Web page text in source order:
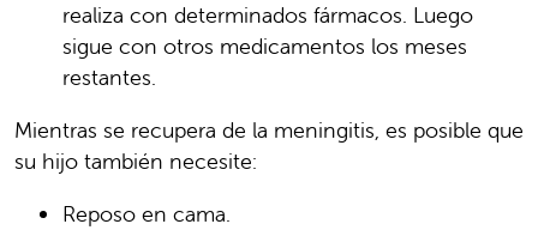
realiza con determinados fármacos. Luego
sigue con otros medicamentos los meses
restantes.
Mientras se recupera de la meningitis, es posible que
su hijo también necesite:
Reposo en cama.